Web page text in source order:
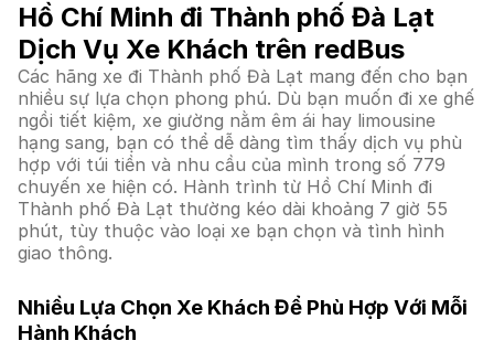
Hồ Chí Minh đi Thành phố Đà Lạt
Dịch Vụ Xe Khách trên redBus
Các hãng xe đi Thành phố Đà Lạt mang đến cho bạn
nhiều sự lựa chọn phong phú. Dù bạn muốn đi xe ghế
ngồi tiết kiệm, xe giường nằm êm ái hay limousine
hạng sang, bạn có thể dễ dàng tìm thấy dịch vụ phù
hợp với túi tiền và nhu cầu của mình trong số 779
chuyến xe hiện có. Hành trình từ Hồ Chí Minh đi
Thành phố Đà Lạt thường kéo dài khoảng 7 giờ 55
phút, tùy thuộc vào loại xe bạn chọn và tình hình
giao thông.
Nhiều Lựa Chọn Xe Khách Để Phù Hợp Với Mỗi
Hành Khách